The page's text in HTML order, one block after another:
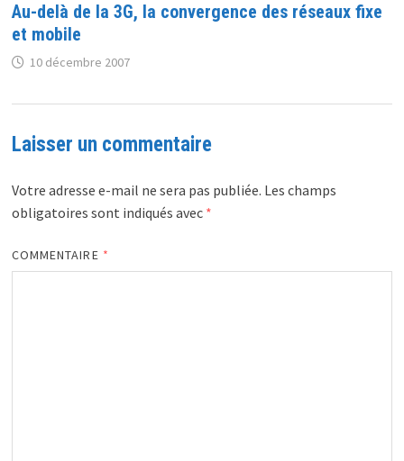
Au-delà de la 3G, la convergence des réseaux fixe
et mobile
10 décembre 2007
Laisser un commentaire
Votre adresse e-mail ne sera pas publiée. Les champs
obligatoires sont indiqués avec *
COMMENTAIRE *